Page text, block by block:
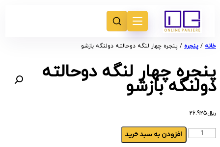
خانه / پنجره / پنجره چهار لنگه دوحالته دولنگه بازشو
پنجره چهار لنگه دوحالته
دولنگه بازشو
﷼26.925
افزودن به سبد خرید